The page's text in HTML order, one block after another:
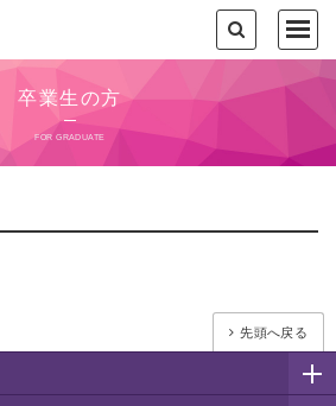
卒業生の方
FOR GRADUATE
先頭へ戻る